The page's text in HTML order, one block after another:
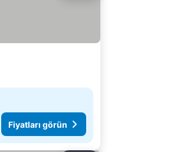
Fiyatları görün